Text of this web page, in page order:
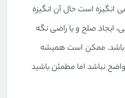
انگیزه است حال آن انگیزه
ایجاد صلح و یا راضی نگه
باشد. ممکن است همیشه
نباشد اما مطمئن باشید